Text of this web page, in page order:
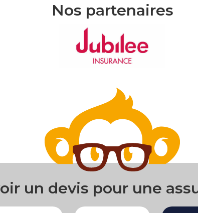
Nos partenaires
un devis pour une